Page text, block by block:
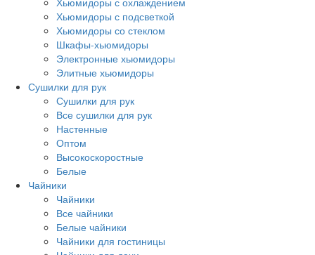
Хьюмидоры с подсветкой
Хьюмидоры со стеклом
Шкафы-хьюмидоры
Электронные хьюмидоры
Элитные хьюмидоры
Сушилки для рук
Сушилки для рук
Все сушилки для рук
Настенные
Оптом
Высокоскоростные
Белые
Чайники
Чайники
Все чайники
Белые чайники
Чайники для гостиницы